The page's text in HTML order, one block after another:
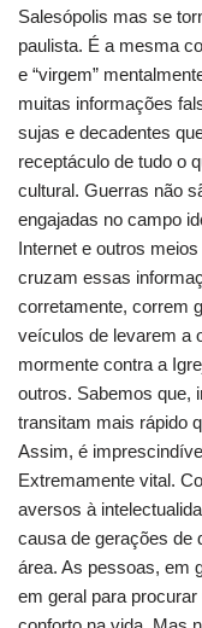
Salesópolis mas se
paulista. É a mesma
e “virgem”
muitas informações
sujas e decadentes
receptáculo de tudo o
cultural. Guerras não
engajadas no campo
Internet e outros
cruzam essas
corretamente, correm
veículos de levarem a
mormente contra a
outros. Sabemos que,
transitam mais rápido
Assim, é
Extremamente vital.
aversos à
causa de gerações de
área. As pessoas, em
em geral para